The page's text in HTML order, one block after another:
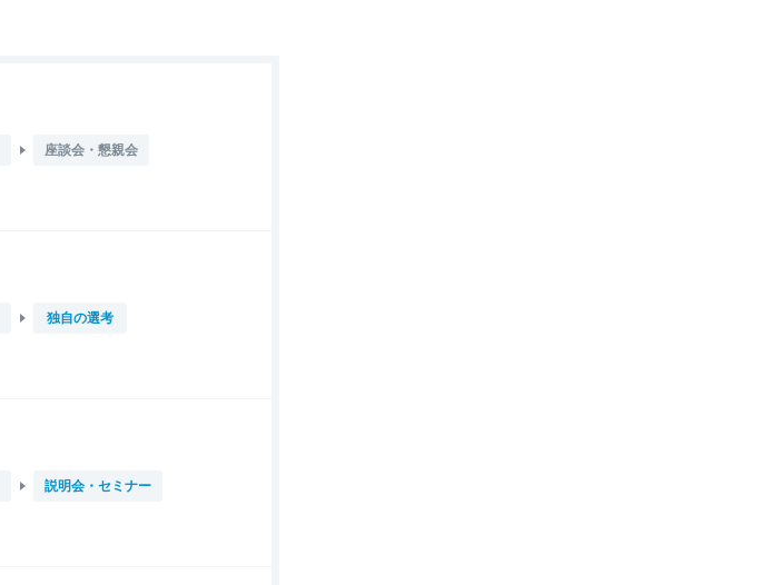
座談会・懇親会
独自の選考
説明会・セミナー